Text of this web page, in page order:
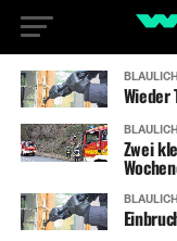
Wieder
Zwei